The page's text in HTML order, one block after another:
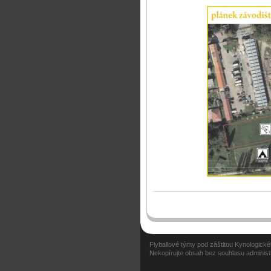
Flyballové týmy pod záštitou
Nekopírujte obsah bez souhlasu